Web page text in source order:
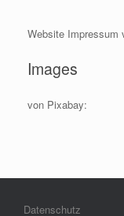
Website Impressum
Images
von Pixabay:
Datenschutz